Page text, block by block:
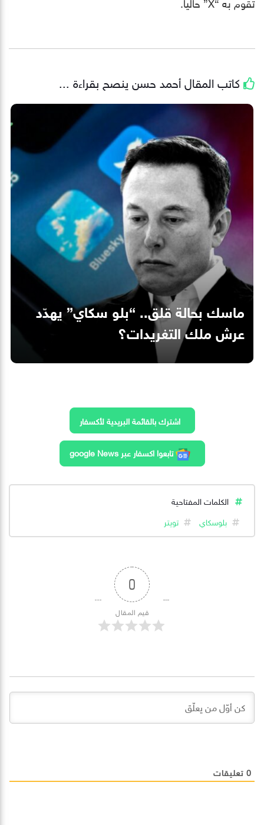
كاتب المقالأحمد حسن ينصح بقراءة ...
ماسك بحالة قلق.. “بلو سكاي” يهدّد
عرش ملك التغريدات؟
اشترك بالقائمة البريدية لأكسفار
تابعوا اكسفار عبر google News
الكلمات المفتاحية
بلوسكاي
تويتر
0
قيم المقال
0 تعليقات